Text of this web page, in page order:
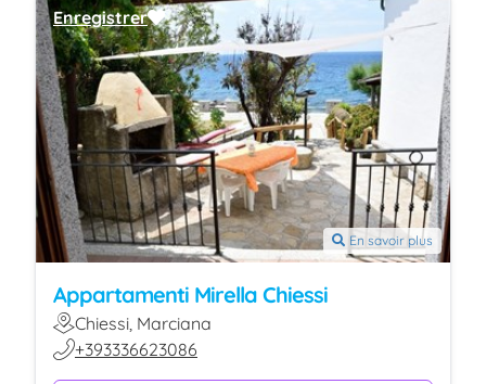
En savoir plus
Appartamenti Mirella Chiessi
Chiessi, Marciana
+393336623086
Enregistrer